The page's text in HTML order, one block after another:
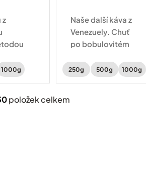
z
1000g
Naše další káva z
Venezuely. Chuť
po bobulovitém
čokoládovým
250g 500g 1000g
O
položek celkem